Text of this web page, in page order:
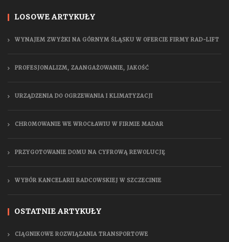
LOSOWE ARTYKUŁY
WYNAJEM ZWYŻKI NA GÓRNYM ŚLĄSKU W OFERCIE FIRMY RAD-LIFT
PROFESJONALIZM, ZAANGAŻOWANIE, JAKOŚĆ
URZĄDZENIA DO OGRZEWANIA I KLIMATYZACJI
CHROMOWANIE WE WROCŁAWIU W FIRMIE MADAR
PRZYGOTOWANIE DOMU NA CYFROWĄ REWOLUCJĘ
WYBÓR KANCELARII RADCOWSKIEJ W SZCZECINIE
OSTATNIE ARTYKUŁY
CIĄGNIKOWE ROZWIĄZANIA TRANSPORTOWE